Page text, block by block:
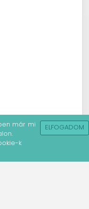
már mi
k
ELFOGADOM